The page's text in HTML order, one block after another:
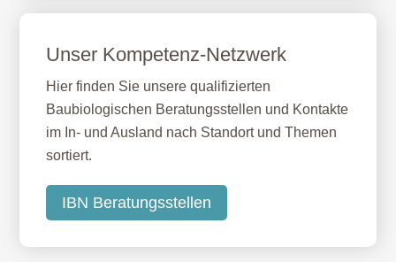
Unser Kompetenz-Netzwerk
Hier finden Sie unsere qualifizierten
Baubiologischen Beratungsstellen und Kontakte
im In- und Ausland nach Standort und Themen
sortiert.
IBN Beratungsstellen